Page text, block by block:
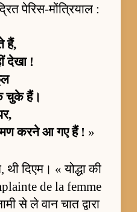
पेरिस-मोंत्रियाल :
हैं,
देखा !
चुके हैं।
करने आ गए हैं ! »
दिएम। « योद्धा की
de la femme
से ले वान चात द्वारा